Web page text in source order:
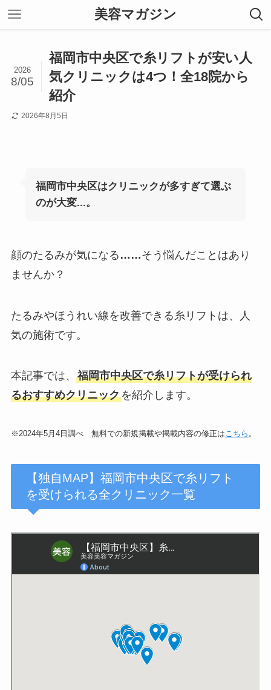
美容マガジン
福岡市中央区で糸リフトが安い人
気クリニックは4つ！全18院から
紹介
2026
8/05
2026年8月5日
福岡市中央区はクリニックが多すぎて選ぶ
のが大変...。
顔のたるみが気になる ……そう悩んだことはあり
ませんか？
たるみやほうれい線を改善できる糸リフトは、人
気の施術です。
本記事では、 福岡市中央区で糸リフトが受けられ
るおすすめクリニックを紹介します。
※2024年5月4日調べ 無料での新規掲載や掲載内容の修正はこちら 。
【独自MAP】福岡市中央区で糸リフト
を受けられる全クリニック一覧